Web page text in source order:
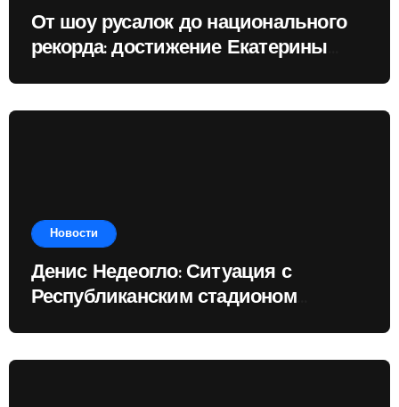
От шоу русалок до национального
рекорда: достижение Екатерины
Новости
Денис Недеогло: Ситуация с
Республиканским стадионом